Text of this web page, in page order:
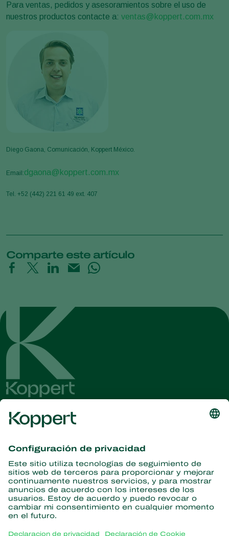
Para ventas, pedidos y asesoramientos sobre el uso de
nuestros productos contacte a: ventas@koppert.com.mx
Diego Gaona, Comunicación, Koppert México.
Email:dgaona@koppert.com.mx
Tel. +52 (442) 221 61 49 ext. 407
Comparte este artículo
información
Suscríbase aquí
Partners with Nature